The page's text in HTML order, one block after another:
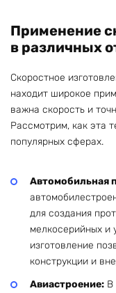
Применение
в различных
Скоростное
находит широкое
важна скорость и
Рассмотрим, как эта
популярных сферах.
Автомобильная
для создания
мелкосерийных и
изготовление
конструкции и
Авиастроение: В